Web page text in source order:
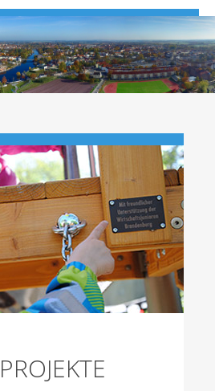
PROJEKTE